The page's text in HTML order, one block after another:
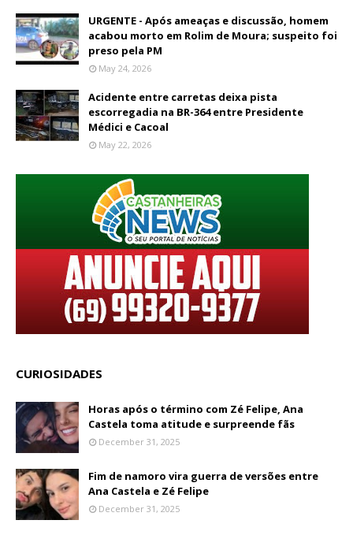
URGENTE - Após ameaças e discussão, homem
acabou morto em Rolim de Moura; suspeito foi
preso pela PM
May 24, 2026
Acidente entre carretas deixa pista
escorregadia na BR-364 entre Presidente
Médici e Cacoal
May 22, 2026
CURIOSIDADES
Horas após o término com Zé Felipe, Ana
Castela toma atitude e surpreende fãs
December 31, 2025
Fim de namoro vira guerra de versões entre
Ana Castela e Zé Felipe
December 31, 2025